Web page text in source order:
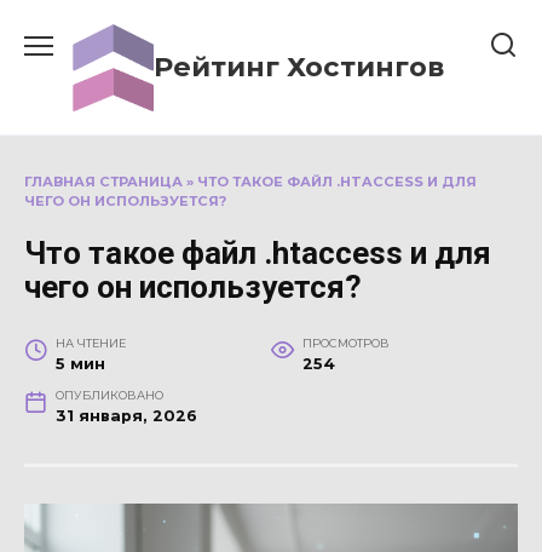
содержанию
Рейтинг Хостингов
ГЛАВНАЯ СТРАНИЦА » ЧТО ТАКОЕ ФАЙЛ .HTACCESS И ДЛЯ
ЧЕГО ОН ИСПОЛЬЗУЕТСЯ?
Что такое файл .htaccess и для
чего он используется?
НА ЧТЕНИЕ
5 мин
ПРОСМОТРОВ
254
ОПУБЛИКОВАНО
31 января, 2026